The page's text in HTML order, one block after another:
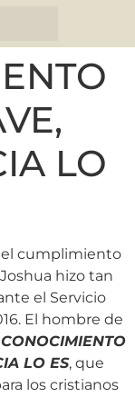
LO
el cumplimiento
hizo tan
el Servicio
El hombre de
LO ES, que
los cristianos